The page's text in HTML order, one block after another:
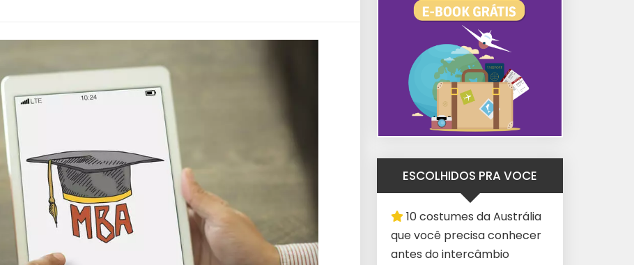
ESCOLHIDOS PRA VOCE
10 costumes da Austrália
que você precisa conhecer
antes do intercâmbio